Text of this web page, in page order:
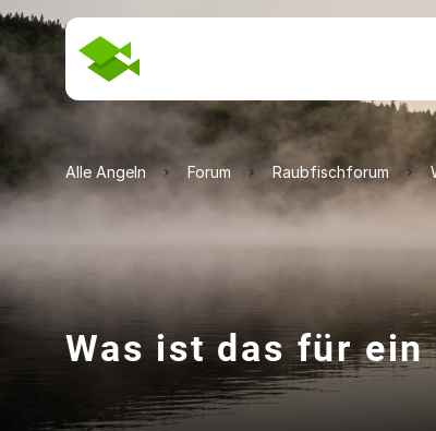
Alle Angeln Forum Raubfischforum
Was ist das für ein